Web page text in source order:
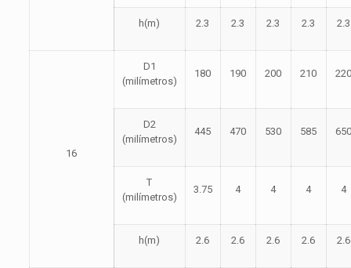
h(m) 2.3 2.3 2.3 2.3 2.3
16
D1
(milímetros)
180 190 200 210
D2
(milímetros)
445 470 530 585
T
(milímetros)
3.75 4 4 4 4
h(m) 2.6 2.6 2.6 2.6 2.6